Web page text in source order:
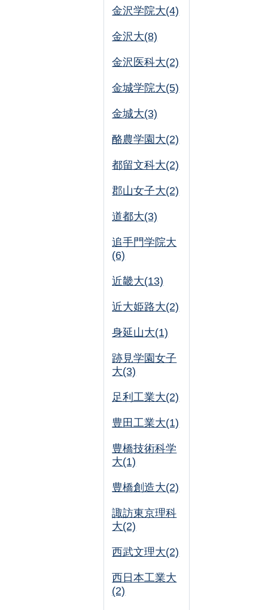
金沢学院大(4)
金沢大(8)
金沢医科大(2)
金城学院大(5)
金城大(3)
酪農学園大(2)
都留文科大(2)
郡山女子大(2)
道都大(3)
追手門学院大
(6)
近畿大(13)
近大姫路大(2)
身延山大(1)
跡見学園女子
大(3)
足利工業大(2)
豊田工業大(1)
豊橋技術科学
大(1)
豊橋創造大(2)
諏訪東京理科
大(2)
西武文理大(2)
西日本工業大
(2)